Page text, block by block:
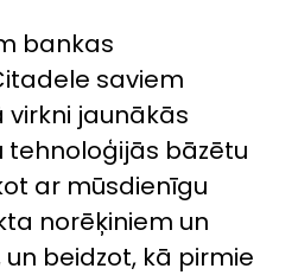
bankas
saviem
jaunākās
tehnoloģijās bāzētu
ar mūsdienīgu
norēķiniem un
beidzot, kā pirmie